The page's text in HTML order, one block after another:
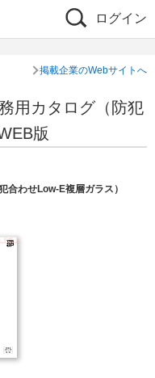
ログイン
掲載企業のWebサイトへ
カタログ（防犯
版
わせLow-E複層ガラス）